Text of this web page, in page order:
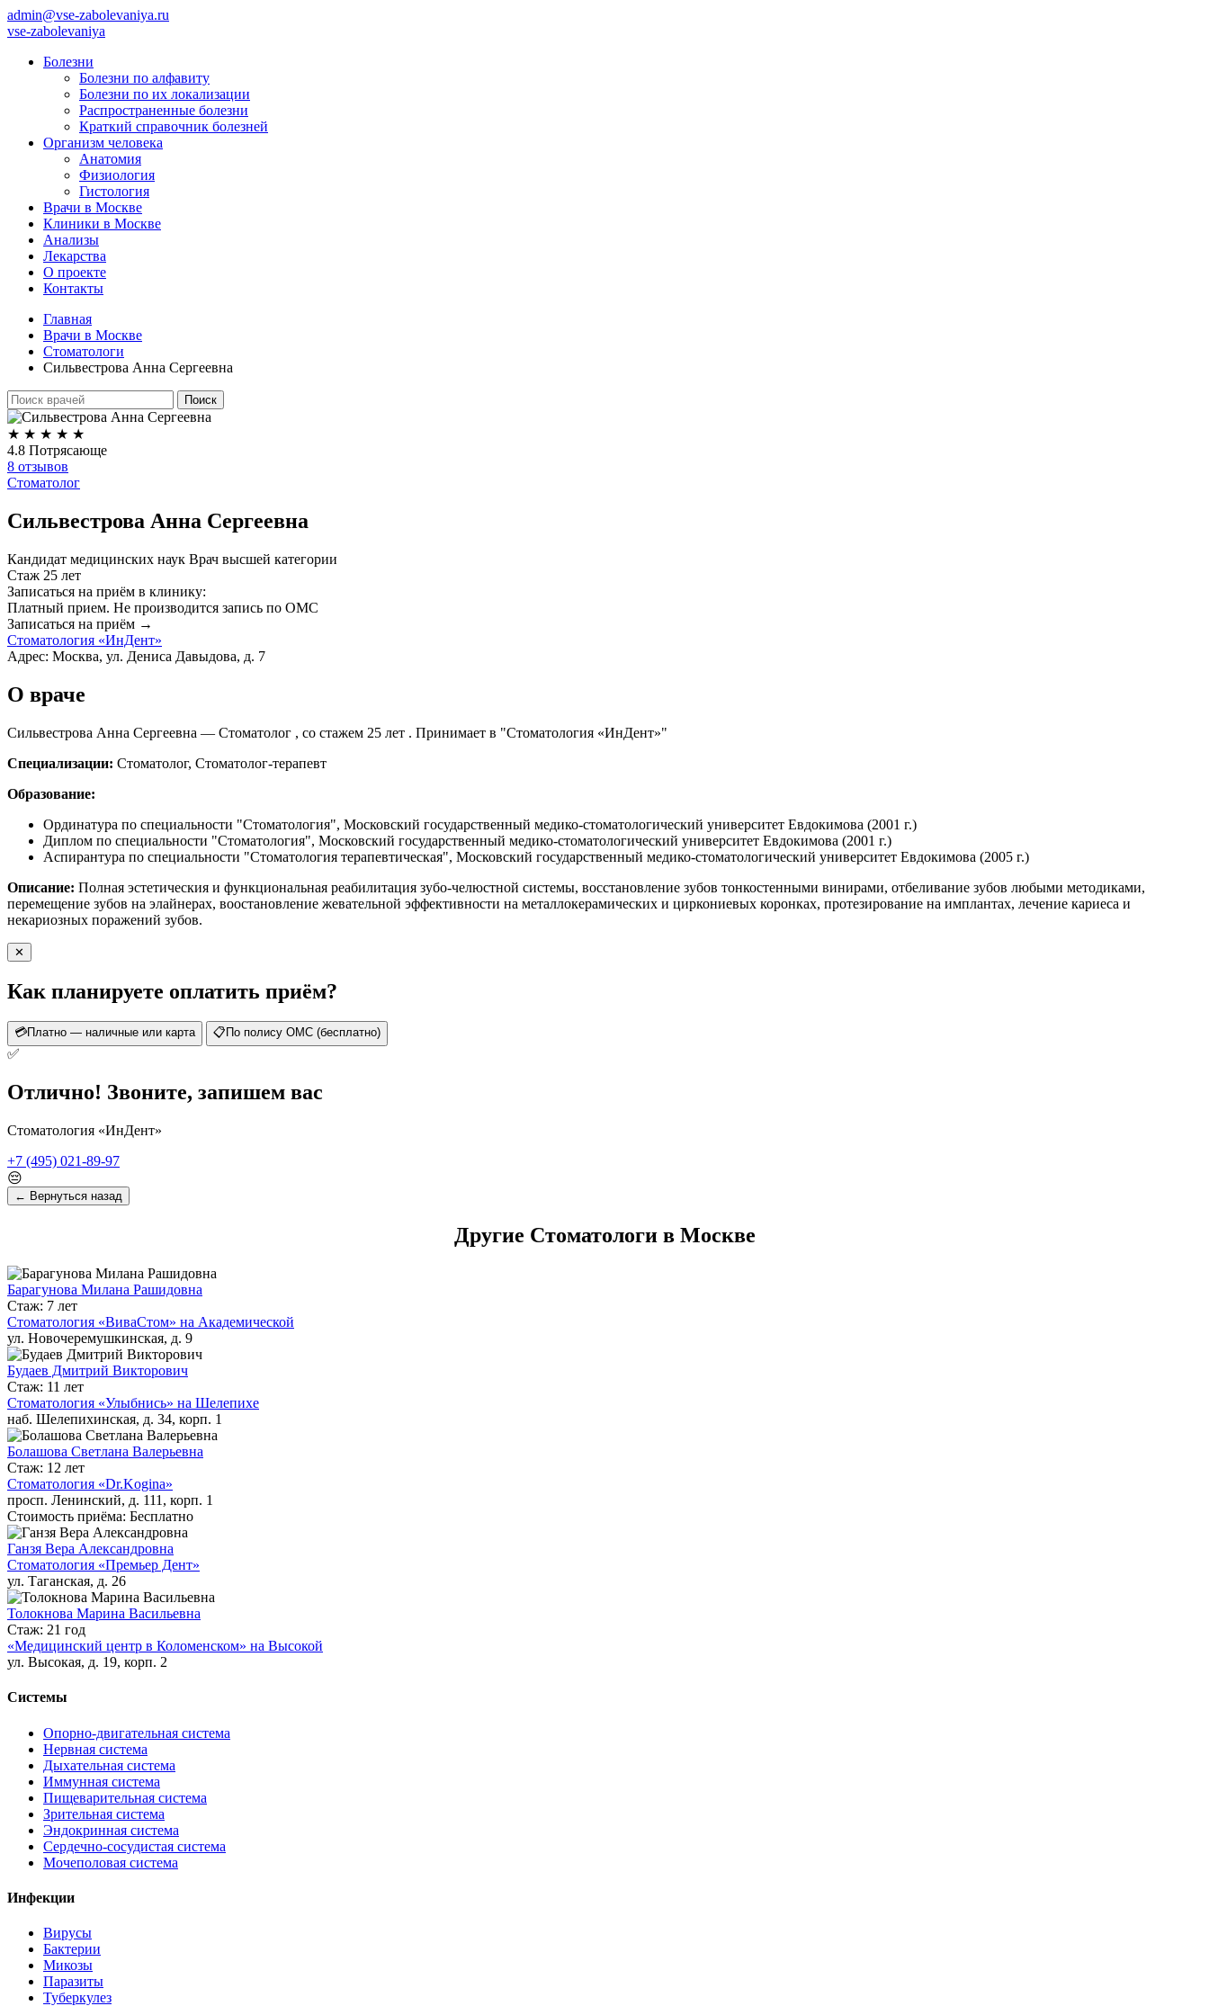
admin@vse-zabolevaniya.ru
vse-zabolevaniya
Болезни
Болезни по алфавиту
Болезни по их локализации
Распространенные болезни
Краткий справочник болезней
Организм человека
Анатомия
Физиология
Гистология
Врачи в Москве
Клиники в Москве
Анализы
Лекарства
О проекте
Контакты
Главная
Врачи в Москве
Стоматологи
Сильвестрова Анна Сергеевна
★ ★ ★ ★ ★
4.8 Потрясающе
8 отзывов
Стоматолог
Сильвестрова Анна Сергеевна
Кандидат медицинских наук Врач высшей категории
Стаж 25 лет
Записаться на приём в клинику:
Платный прием. Не производится запись по ОМС
Записаться на приём →
Стоматология «ИнДент»
Адрес: Москва, ул. Дениса Давыдова, д. 7
О враче
Сильвестрова Анна Сергеевна — Стоматолог , со стажем 25 лет . Принимает в "Стоматология «ИнДент»"
Специализации: Стоматолог, Стоматолог-терапевт
Образование:
Ординатура по специальности "Стоматология", Московский государственный медико-стоматологический университет Евдокимова (2001 г.)
Диплом по специальности "Стоматология", Московский государственный медико-стоматологический университет Евдокимова (2001 г.)
Аспирантура по специальности "Стоматология терапевтическая", Московский государственный медико-стоматологический университет Евдокимова (2005 г.)
Описание: Полная эстетическия и функциональная реабилитация зубо-челюстной системы, восстановление зубов тонкостенными винирами, отбеливание зубов любыми методиками,
перемещение зубов на элайнерах, воостановление жевательной эффективности на металлокерамических и циркониевых коронках, протезирование на имплантах, лечение кариеса и
некариозных поражений зубов.
✕
Как планируете оплатить приём?
💳Платно — наличные или карта 📋 По полису ОМС (бесплатно)
✅
Отлично! Звоните, запишем вас
Стоматология «ИнДент»
+7 (495) 021-89-97
😔
← Вернуться назад
Другие Стоматологи в Москве
Барагунова Милана Рашидовна
Стаж: 7 лет
Стоматология «ВиваСтом» на Академической
ул. Новочеремушкинская, д. 9
Будаев Дмитрий Викторович
Стаж: 11 лет
Стоматология «Улыбнись» на Шелепихе
наб. Шелепихинская, д. 34, корп. 1
Болашова Светлана Валерьевна
Стаж: 12 лет
Стоматология «Dr.Kogina»
просп. Ленинский, д. 111, корп. 1
Стоимость приёма: Бесплатно
Ганзя Вера Александровна
Стоматология «Премьер Дент»
ул. Таганская, д. 26
Толокнова Марина Васильевна
Стаж: 21 год
«Медицинский центр в Коломенском» на Высокой
ул. Высокая, д. 19, корп. 2
Системы
Опорно-двигательная система
Нервная система
Дыхательная система
Иммунная система
Пищеварительная система
Зрительная система
Эндокринная система
Сердечно-сосудистая система
Мочеполовая система
Инфекции
Вирусы
Бактерии
Микозы
Паразиты
Туберкулез